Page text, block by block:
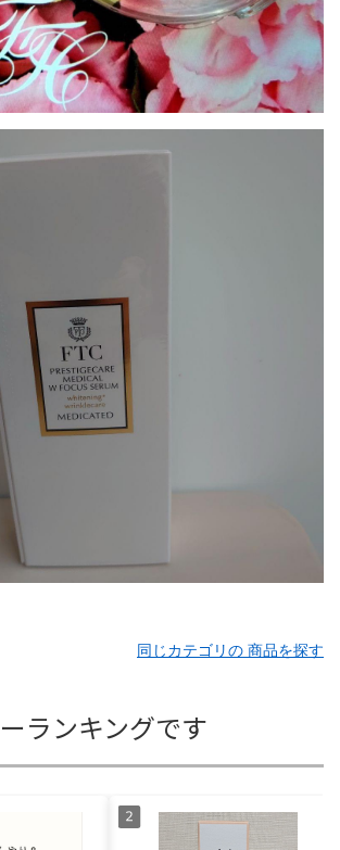
同じカテゴリの 商品を探す
ランキングです